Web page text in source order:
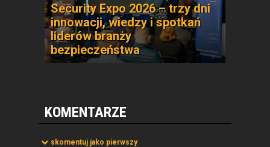
Security Expo 2026 – trzy dni
innowacji, wiedzy i spotkań
liderów branży
bezpieczeństwa
KOMENTARZE
skomentuj jako pierwszy